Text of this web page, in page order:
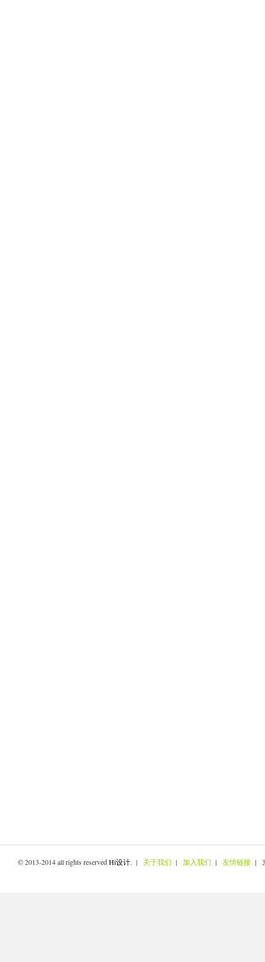
© 2013-2014 all rights reservedHi设计. | 关于我们 | 加入我们 | 友情链接 |